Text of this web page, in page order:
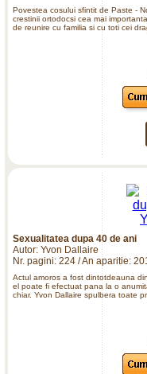
Povestea cosului sfintit de Paste -
crestinii ortodocsi cea mai
de reunire cu familia si cu toti cei
Sexualitatea dupa 40 de ani
Autor: Yvon Dallaire
Nr. pagini: 224 / An aparitie:
Actul amoros a fost dintotdeauna
el poate fi efectuat pana la o
chiar. Yvon Dallaire spulbera toate